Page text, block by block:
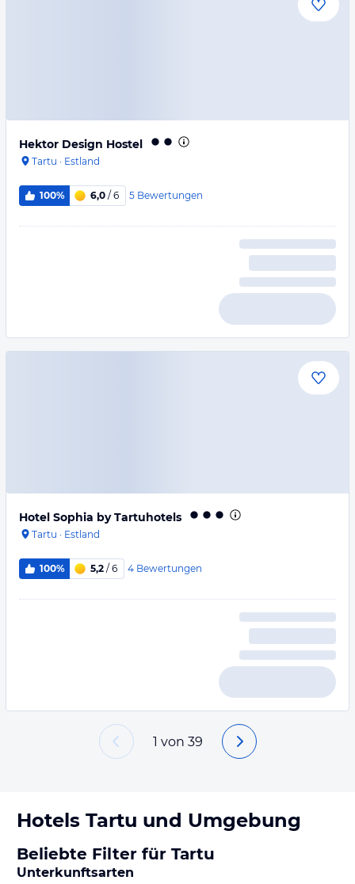
Hektor Design Hostel
Tartu · Estland
100% 6,0 / 6 5 Bewertungen
Hotel Sophia by Tartuhotels
Tartu · Estland
100% 5,2 / 6 4 Bewertungen
1 von 39
Hotels Tartu und Umgebung
Beliebte Filter für Tartu
Unterkunftsarten